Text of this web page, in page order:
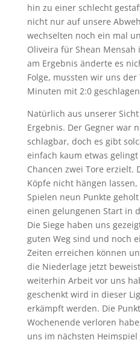
hin zu einer schlecht
nicht nur auf unsere
wechselten noch ein mal
Oliveira für Shean
am Ergebnis änderte es
Folge, mussten wir uns der
Minuten mit 2:0
Natürlich aus unserer
Ergebnis. Der Gegner war
schlagbar, doch es gibt
einfach kaum etwas
Chancen zwei Tore erzielt.
Köpfe nicht hängen
Spielen neun Punkte
einen gelungenen Start in
Die Siege haben uns
guten Weg sind und noch
Zeiten erreichen können
die Niederlage jetzt
weiterhin Arbeit vor uns
geschenkt wird in dieser
erkämpft werden. Die
Wochenende verloren
uns im nächsten Heimspiel